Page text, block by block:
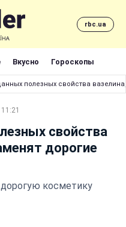
rbc.ua
Вкусно Гороскопы
полезных свойства
свойства
дорогие
косметику